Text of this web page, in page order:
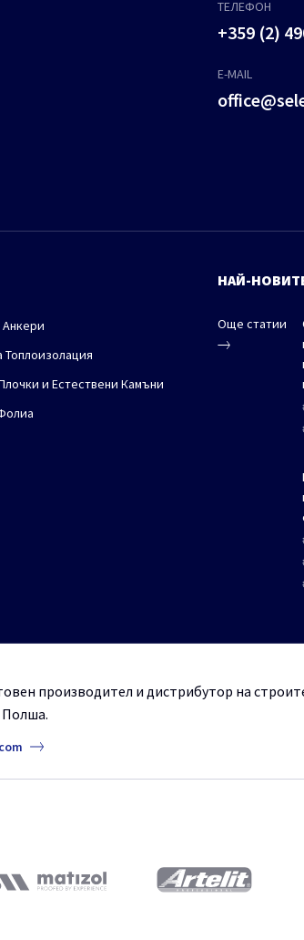
ТЕЛЕФОН
+359 (2)
E-MAIL
Топлоизолация
и Естествени Камъни
НАЙ-
Още статии
производител и дистрибутор на
Полша.